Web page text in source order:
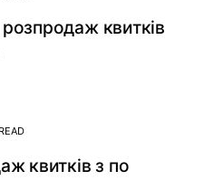
квитків
квитків з по